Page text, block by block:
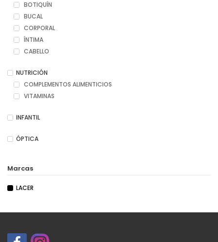
BOTIQUÍN
BUCAL
CORPORAL
ÍNTIMA
CABELLO
NUTRICIÓN
COMPLEMENTOS ALIMENTICIOS
VITAMINAS
INFANTIL
ÓPTICA
Marcas
LACER